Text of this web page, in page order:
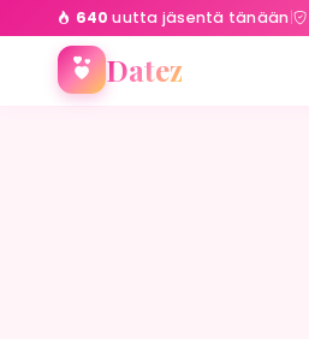
640 uutta jäsentä tänään|
Datez
EtusivuRyhmäseksi